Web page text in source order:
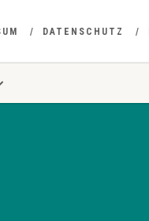
DATENSCHUTZ